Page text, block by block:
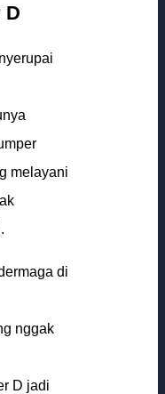
D
melayani
di
nggak
D jadi